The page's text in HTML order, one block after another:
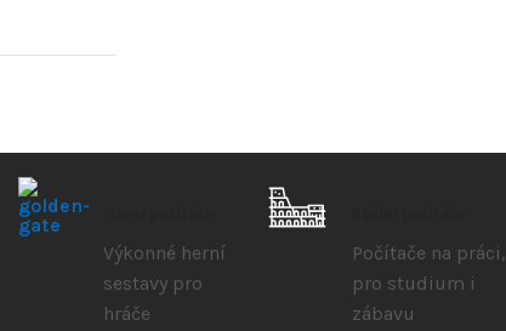
Výkonné herní
sestavy pro
hráče
Počítače na práci,
pro studium i
zábavu